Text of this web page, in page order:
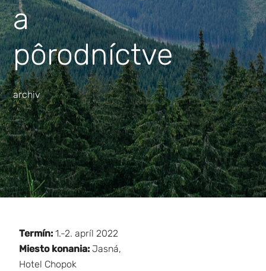
a
pôrodníctve
archiv
Termín: 1.-2. apríl 2022
Miesto konania: Jasná,
Hotel Chopok